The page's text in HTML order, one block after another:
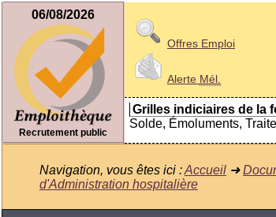
06/08/2026
Recrutement public
Offres Emploi
Alerte Mél.
Grilles indiciaires de la
Solde, Émoluments,
Navigation, vous êtes ici :Accueil ➜
d'Administration hospitalière